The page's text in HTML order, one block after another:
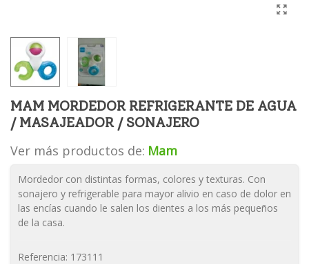
MAM MORDEDOR REFRIGERANTE DE AGUA
/ MASAJEADOR / SONAJERO
Ver más productos de: Mam
Mordedor con distintas formas, colores y texturas. Con
sonajero y refrigerable para mayor alivio en caso de dolor en
las encías cuando le salen los dientes a los más pequeños
de la casa.
Referencia: 173111